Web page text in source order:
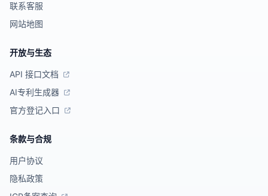
联系客服
网站地图
开放与生态
API 接口文档
AI专利生成器
官方登记入口
条款与合规
用户协议
隐私政策